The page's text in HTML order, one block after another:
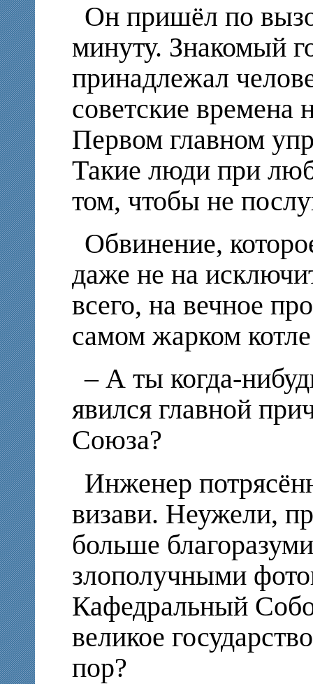
Он пришёл по
минуту. Знакомый
принадлежал
советские времена
Первом главном
Такие люди при
том, чтобы не
Обвинение,
даже не на
всего, на вечное
самом жарком
– А ты когда-
явился главной
Союза?
Инженер
визави. Неужели,
больше
злополучными
Кафедральный
великое
пор?